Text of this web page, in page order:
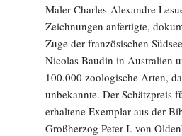
Maler Charles-Alexandre
Zeichnungen anfertigte,
Zuge der französischen
Nicolas Baudin in Australien
100.000 zoologische Arten,
unbekannte. Der Schätzpreis
erhaltene Exemplar aus der
Großherzog Peter I. von